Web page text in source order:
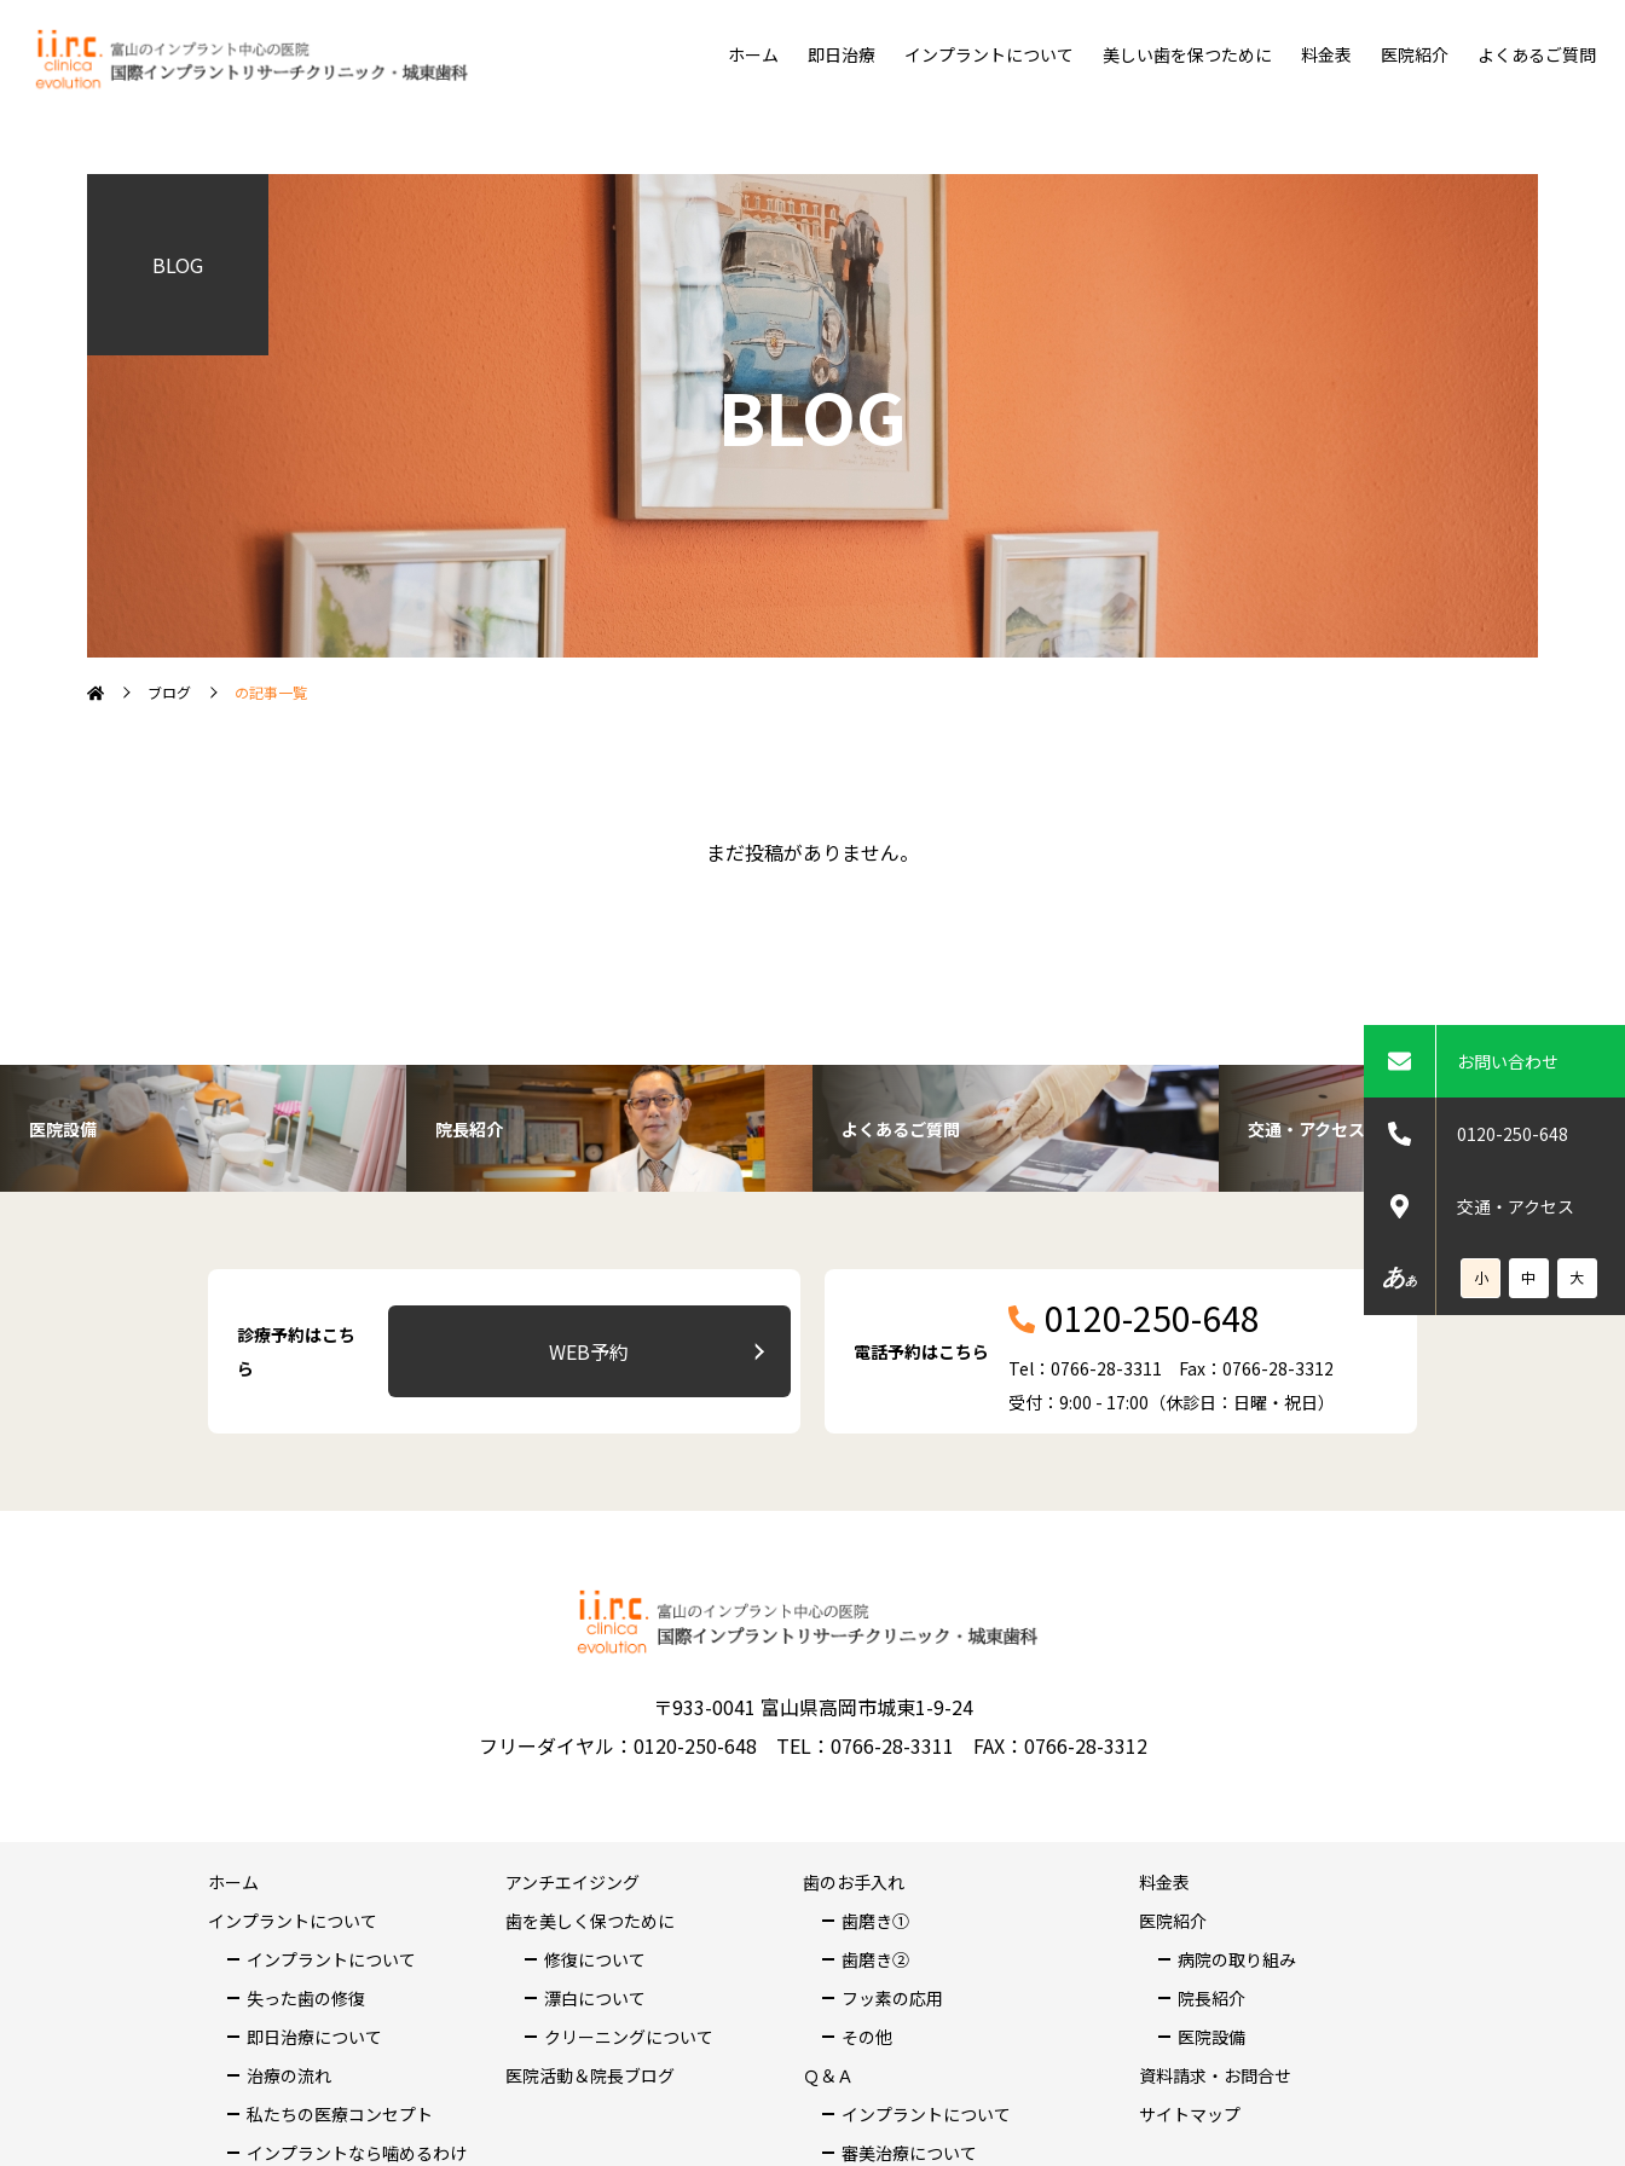
ホーム 即日治療 インプラントについて
失った歯の修復
治療の流れ
美しい歯を保つために
漂白について
料金表 医院紹介 よくあるご質問
お問い合わせ
0120-250-648
交通・アクセス
ああ 小 中 大
BLOG
BLOG
ブログ の記事一覧
まだ投稿がありません。
医院設備 院長紹介 よくあるご質問 交通・アクセス
診療予約はこち
ら
WEB予約 電話予約はこちら
0120-250-648
Tel：0766-28-3311 Fax：0766-28-3312
受付：9:00 - 17:00（休診日：日曜・祝日）
〒933-0041 富山県高岡市城東1-9-24
フリーダイヤル：0120-250-648
TEL：0766-28-3311 FAX：0766-28-3312
ホーム
インプラントについて
インプラントについて
失った歯の修復
即日治療について
治療の流れ
私たちの医療コンセプト
インプラントなら噛めるわけ
アンチエイジング
歯を美しく保つために
修復について
漂白について
クリーニングについて
医院活動＆院長ブログ
歯のお手入れ
歯磨き①
歯磨き②
フッ素の応用
その他
Ｑ＆Ａ
インプラントについて
審美治療について
料金表
医院紹介
病院の取り組み
院長紹介
医院設備
資料請求・お問合せ
サイトマップ